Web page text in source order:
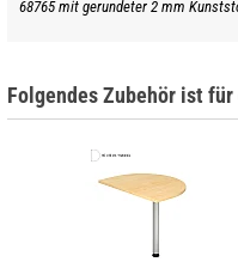
68765 mit gerundeter 2 mm
Folgendes Zubehör ist